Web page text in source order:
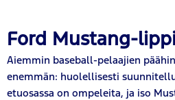
Ford Mustang-
Aiemmin baseball-pelaajien
enemmän: huolellisesti
etuosassa on ompeleita, ja iso